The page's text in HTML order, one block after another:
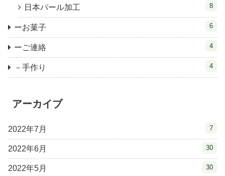
日本パール加工 8
ーお菓子 6
ーご連絡 4
－手作り 4
アーカイブ
2022年7月 7
2022年6月 30
2022年5月 30